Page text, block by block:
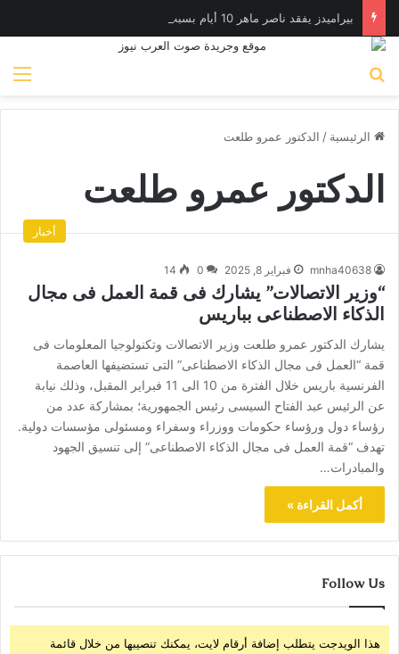
بيراميدز يفقد ناصر ماهر 10 أيام بسبب الإصابة
الرئيسية / الدكتور عمرو طلعت
الدكتور عمرو طلعت
أخبار
mnha40638 فبراير 8, 2025 0
14
“وزير الاتصالات” يشارك فى قمة العمل فى مجال
الذكاء الاصطناعى بباريس
يشارك الدكتور عمرو طلعت وزير الاتصالات وتكنولوجيا المعلومات فى
قمة “العمل فى مجال الذكاء الاصطناعى” التى تستضيفها العاصمة
الفرنسية باريس خلال الفترة من 10 الى 11 فبراير المقبل، وذلك نيابة
عن الرئيس عبد الفتاح السيسى رئيس الجمهورية؛ بمشاركة عدد من
رؤساء دول ورؤساء حكومات ووزراء وسفراء ومسئولى مؤسسات دولية.
تهدف “قمة العمل فى مجال الذكاء الاصطناعى” إلى تنسيق الجهود
والمبادرات…
أكمل القراءة »
Follow Us
هذا الويدجت يتطلب إضافة أرقام لايت، يمكنك تنصيبها من خلال قائمة